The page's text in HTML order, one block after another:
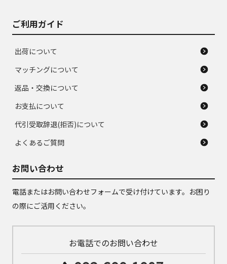
ご利用ガイド
出荷について
マッチングについて
返品・交換について
お支払について
代引受取辞退(拒否)について
よくあるご質問
お問い合わせ
電話またはお問い合わせフォームで受け付けています。お困り
の際にご活用ください。
お電話でのお問い合わせ